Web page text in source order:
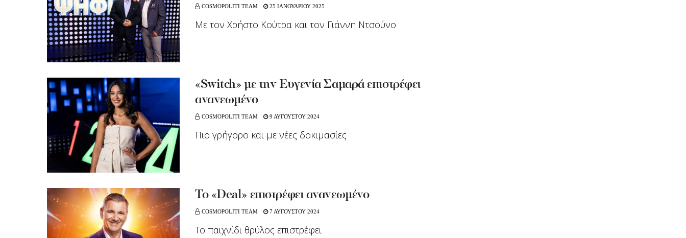
COSMOPOLITI TEAM 25 ΙΑΝΟΥΑΡΙΟΥ 2025
Με τον Χρήστο Κούτρα και τον Γιάννη Ντσούνο
«Switch» με την Ευγενία Σαμαρά επιστρέφει
ανανεωμένο
COSMOPOLITI TEAM 9 ΑΥΓΟΥΣΤΟΥ 2024
Πιο γρήγορο και με νέες δοκιμασίες
Το «Deal» επιστρέφει ανανεωμένο
COSMOPOLITI TEAM 7 ΑΥΓΟΥΣΤΟΥ 2024
Το παιχνίδι θρύλος επιστρέφει